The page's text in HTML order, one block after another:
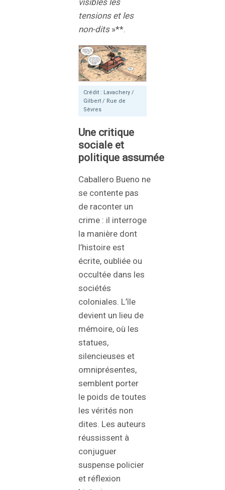
tensions et les
non-dits»**.
Crédit : Lavachery /
Gilbert / Rue de
Sèvres
Une critique
sociale et
politique assumée
Caballero Bueno ne
se contente pas
de raconter un
crime : il interroge
la manière dont
l’histoire est
écrite, oubliée ou
occultée dans les
sociétés
coloniales. L’île
devient un lieu de
mémoire, où les
statues,
silencieuses et
omniprésentes,
semblent porter
le poids de toutes
les vérités non
dites. Les auteurs
réussissent à
conjuguer
suspense policier
et réflexion